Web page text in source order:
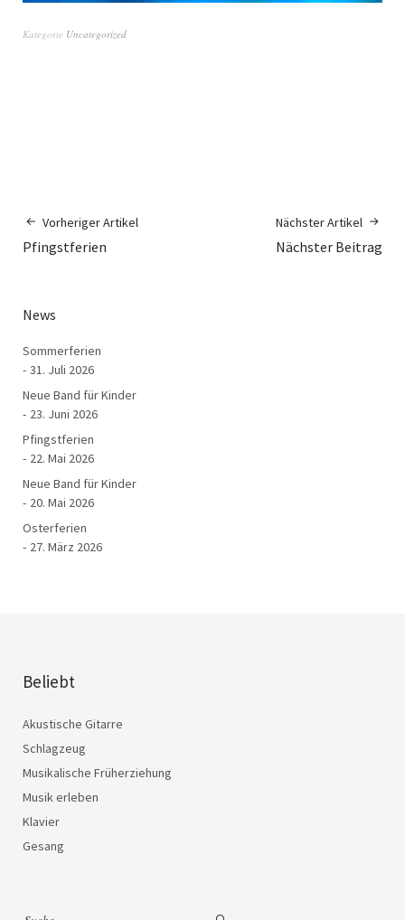
Kategorie Uncategorized
Vorheriger Artikel
Pfingstferien
Nächster Artikel
Nächster Beitrag
News
Sommerferien
31. Juli 2026
Neue Band für Kinder
23. Juni 2026
Pfingstferien
22. Mai 2026
Neue Band für Kinder
20. Mai 2026
Osterferien
27. März 2026
Beliebt
Akustische Gitarre
Schlagzeug
Musikalische Früherziehung
Musik erleben
Klavier
Gesang